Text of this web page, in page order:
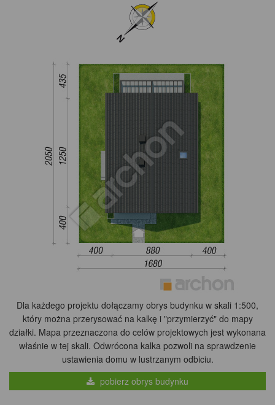
Dla każdego projektu dołączamy obrys budynku w skali 1:500,
który można przerysować na kalkę i "przymierzyć" do mapy
działki. Mapa przeznaczona do celów projektowych jest wykonana
właśnie w tej skali. Odwrócona kalka pozwoli na sprawdzenie
ustawienia domu w lustrzanym odbiciu.
pobierz obrys budynku